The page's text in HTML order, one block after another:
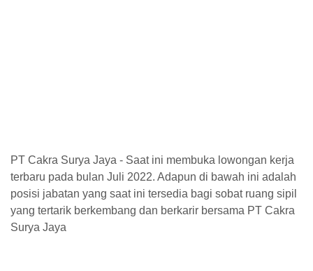
PT Cakra Surya Jaya - Saat ini membuka lowongan kerja
terbaru pada bulan Juli 2022. Adapun di bawah ini adalah
posisi jabatan yang saat ini tersedia bagi sobat ruang sipil
yang tertarik berkembang dan berkarir bersama PT Cakra
Surya Jaya